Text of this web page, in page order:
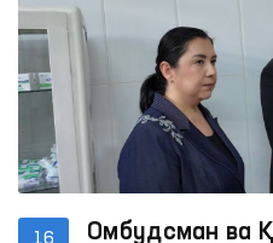
Омбудсман ва